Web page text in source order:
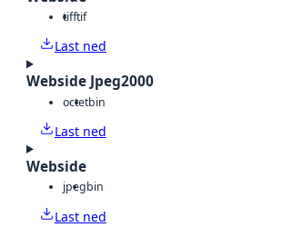
tifftif
Last ned
Webside Jpeg2000
octetbin
Last ned
Webside
jpegbin
Last ned